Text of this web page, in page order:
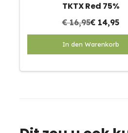
TKTX Red 75%
€16,95€14,95
In den Warenkorb